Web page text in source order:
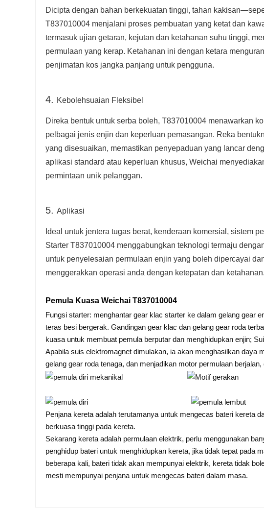
Dicipta dengan bahan berkekuatan tinggi, tahan
T837010004 menjalani proses pembuatan yang ketat dan
termasuk ujian getaran, kejutan dan ketahanan suhu tinggi,
permulaan yang kerap. Ketahanan ini dengan ketara
penjimatan kos jangka panjang untuk pengguna.
4. Kebolehsuaian Fleksibel
Direka bentuk untuk serba boleh, T837010004 menawarkan
pelbagai jenis enjin dan keperluan pemasangan. Reka
yang disesuaikan, memastikan penyepaduan yang lancar
aplikasi standard atau keperluan khusus, Weichai
permintaan unik pelanggan.
5. Aplikasi
Ideal untuk jentera tugas berat, kenderaan komersial, sistem
Starter T837010004 menggabungkan teknologi termaju
untuk penyelesaian permulaan enjin yang boleh dipercayai
menggerakkan operasi anda dengan ketepatan dan ketahanan.
Pemula Kuasa Weichai T837010004
Fungsi starter: menghantar gear klac starter ke dalam gelang gear
teras besi bergerak. Gandingan gear klac dan gelang gear roda
kuasa untuk membuat pemula berputar dan menghidupkan enjin;
Apabila suis elektromagnet dimulakan, ia akan menghasilkan daya
gelang gear roda tenaga, dan menjadikan motor permulaan
Penjana kereta adalah terutamanya untuk mengecas bateri kereta
berkuasa tinggi pada kereta.
Sekarang kereta adalah permulaan elektrik, perlu menggunakan
penghidup bateri untuk menghidupkan kereta, jika tidak tepat pada
beberapa kali, bateri tidak akan mempunyai elektrik, kereta tidak
mesti mempunyai penjana untuk mengecas bateri dalam masa.